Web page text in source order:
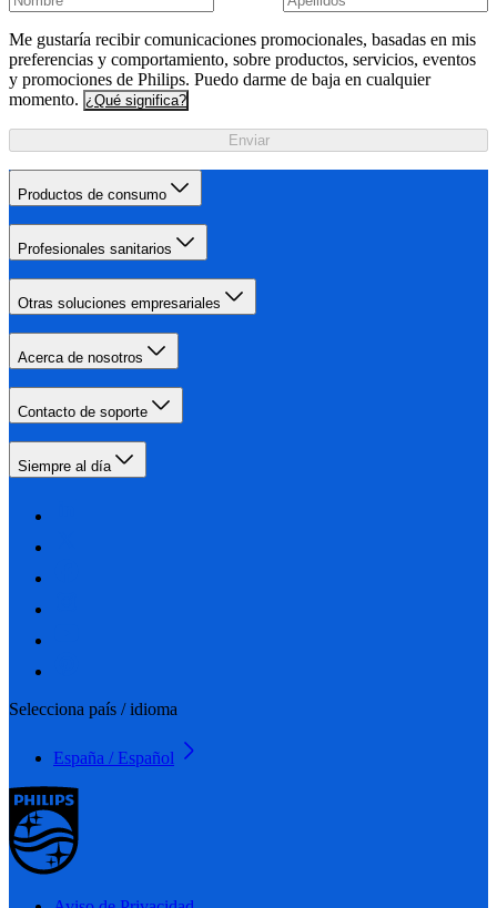
Me gustaría recibir comunicaciones promocionales, basadas en mis
preferencias y comportamiento, sobre productos, servicios, eventos
y promociones de Philips. Puedo darme de baja en cualquier
momento. ¿Qué significa?
Enviar
Productos de consumo
Profesionales sanitarios
Otras soluciones empresariales
Acerca de nosotros
Contacto de soporte
Siempre al día
Selecciona país / idioma
España / Español